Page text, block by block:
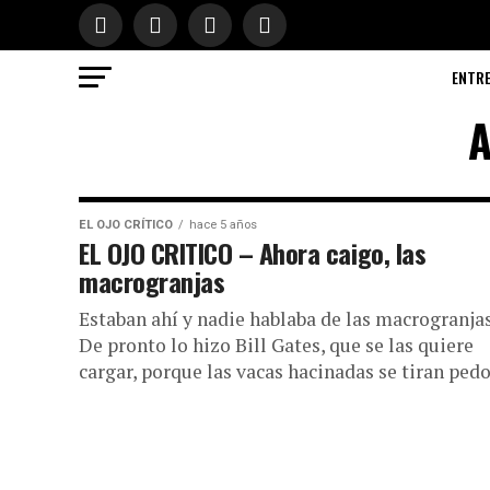
EL OJO CRÍTICO hace 5 años
EL OJO CRITICO – Ahora caigo, las
macrogranjas
Estaban ahí y nadie hablaba de las
De pronto lo hizo Bill Gates, que se las quiere
cargar, porque las vacas hacinadas se tiran